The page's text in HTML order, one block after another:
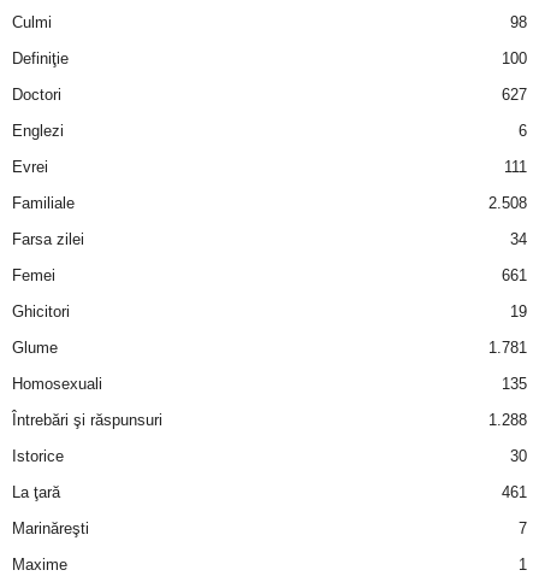
Culmi
98
Definiţie
100
Doctori
627
Englezi
6
Evrei
111
Familiale
2.508
Farsa zilei
34
Femei
661
Ghicitori
19
Glume
1.781
Homosexuali
135
Întrebări şi răspunsuri
1.288
Istorice
30
La ţară
461
Marinăreşti
7
Maxime
1